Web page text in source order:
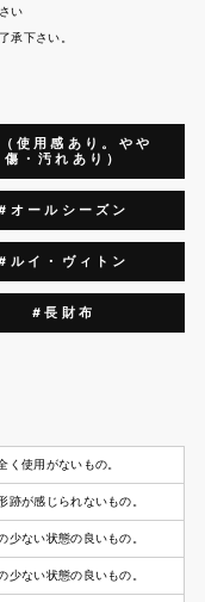
い
承下さい。
使用感あり。やや
傷・汚れあり）
オールシーズン
ルイ・ヴィトン
#長財布
く使用がないもの。
跡が感じられないもの。
少ない状態の良いもの。
少ない状態の良いもの。